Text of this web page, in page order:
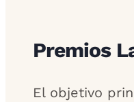
Premios
El objetivo